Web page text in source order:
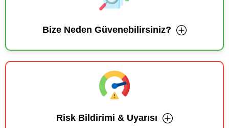
Bize Neden Güvenebilirsiniz?
Risk Bildirimi & Uyarısı